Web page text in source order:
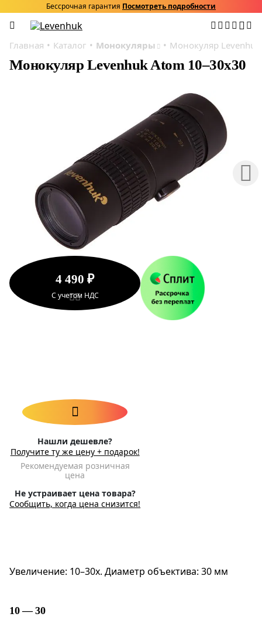
Бессрочная гарантия Посмотреть подробности
Главная Каталог Монокуляры Монокуляр
Монокуляр Levenhuk Atom 10–30х30
4 490 ₽
С учетом НДС
Нашли дешевле?
Получите ту же цену + подарок!
Рекомендуемая розничная
цена
Не устраивает цена товара?
Сообщить, когда цена снизится!
Увеличение: 10–30x. Диаметр объектива: 30 мм
10 — 30